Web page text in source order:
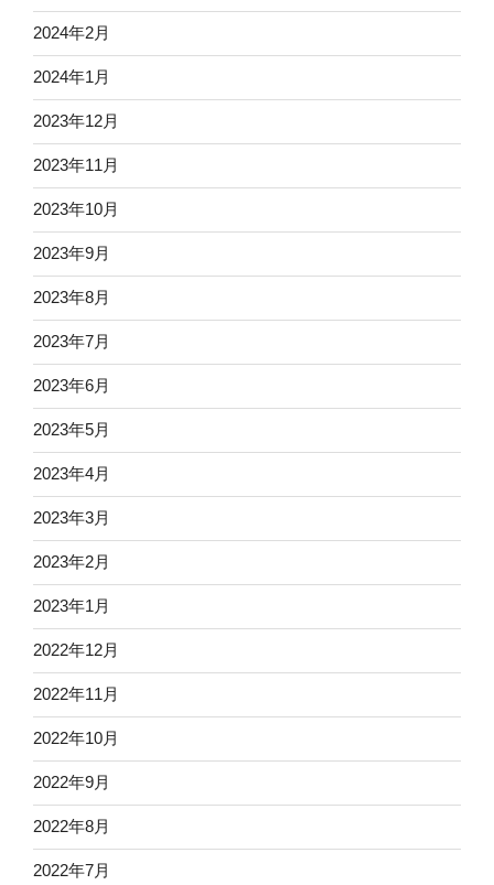
2024年2月
2024年1月
2023年12月
2023年11月
2023年10月
2023年9月
2023年8月
2023年7月
2023年6月
2023年5月
2023年4月
2023年3月
2023年2月
2023年1月
2022年12月
2022年11月
2022年10月
2022年9月
2022年8月
2022年7月